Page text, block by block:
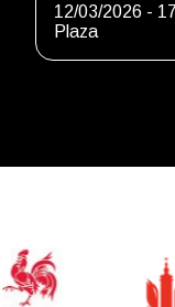
12/03/2026 -
Plaza